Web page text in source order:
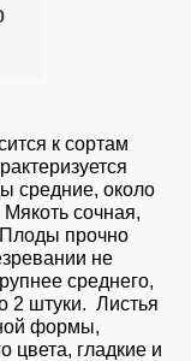
к сортам
средние, около
сочная,
Плоды прочно
не
среднего,
2 штуки. Листья
формы,
цвета, гладкие и